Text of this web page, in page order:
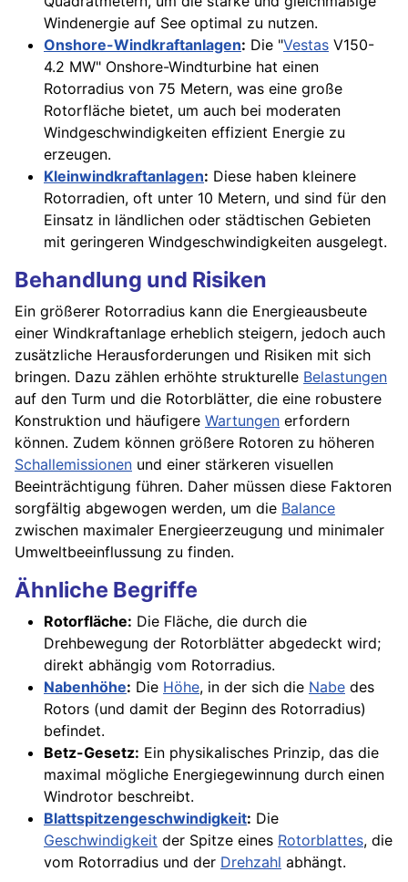
Windenergie auf See optimal zu nutzen.
Onshore-Windkraftanlagen: Die "Vestas V150-
4.2 MW" Onshore-Windturbine hat einen
Rotorradius von 75 Metern, was eine große
Rotorfläche bietet, um auch bei moderaten
Windgeschwindigkeiten effizient Energie zu
erzeugen.
Kleinwindkraftanlagen: Diese haben kleinere
Rotorradien, oft unter 10 Metern, und sind für den
Einsatz in ländlichen oder städtischen Gebieten
mit geringeren Windgeschwindigkeiten ausgelegt.
Behandlung und Risiken
Ein größerer Rotorradius kann die Energieausbeute
einer Windkraftanlage erheblich steigern, jedoch auch
zusätzliche Herausforderungen und Risiken mit sich
bringen. Dazu zählen erhöhte strukturelle Belastungen
auf den Turm und die Rotorblätter, die eine robustere
Konstruktion und häufigere Wartungen erfordern
können. Zudem können größere Rotoren zu höheren
Schallemissionen und einer stärkeren visuellen
Beeinträchtigung führen. Daher müssen diese Faktoren
sorgfältig abgewogen werden, um die Balance
zwischen maximaler Energieerzeugung und minimaler
Umweltbeeinflussung zu finden.
Ähnliche Begriffe
Rotorfläche: Die Fläche, die durch die
Drehbewegung der Rotorblätter abgedeckt wird;
direkt abhängig vom Rotorradius.
Nabenhöhe: Die Höhe, in der sich die Nabe des
Rotors (und damit der Beginn des Rotorradius)
befindet.
Betz-Gesetz: Ein physikalisches Prinzip, das die
maximal mögliche Energiegewinnung durch einen
Windrotor beschreibt.
Blattspitzengeschwindigkeit: Die
Geschwindigkeit der Spitze eines Rotorblattes, die
vom Rotorradius und der Drehzahl abhängt.